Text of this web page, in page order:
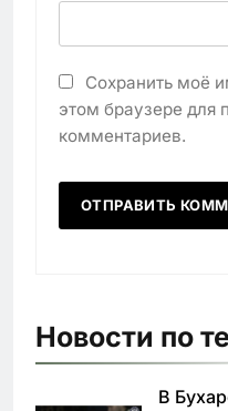
Сохранить моё
этом браузере
комментариев.
Новости по
В